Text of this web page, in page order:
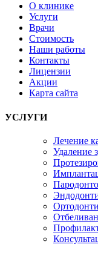
О клинике
Услуги
Врачи
Стоимость
Наши работы
Контакты
Лицензии
Акции
Карта сайта
УСЛУГИ
Лечение
Удаление